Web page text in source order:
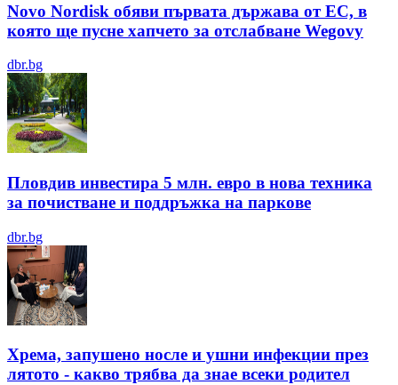
Novo Nordisk обяви първата държава от ЕС, в
която ще пусне хапчето за отслабване Wegovy
dbr.bg
Пловдив инвестира 5 млн. евро в нова техника
за почистване и поддръжка на паркове
dbr.bg
Хрема, запушено носле и ушни инфекции през
лятотo - какво трябва да знае всеки родител